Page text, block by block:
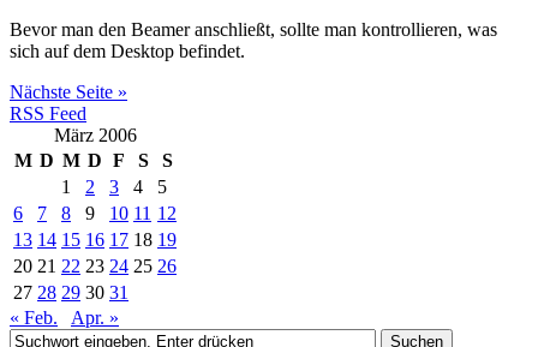
Bevor man den Beamer anschließt, sollte man kontrollieren, was
sich auf dem Desktop befindet.
Nächste Seite »
RSS Feed
März 2006
M D M D F S
S
1
2 3 4
5
6
7 8 9 10 11 12
13 14 15 16 17 18 19
20 21 22 23 24 25 26
27 28 29 30 31
« Feb.
Apr. »